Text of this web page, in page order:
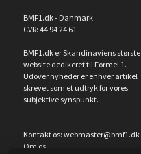
BMF1.dk - Danmark
CVR: 44 94 24 61
BMF1.dk er Skandinaviens største
website dedikeret til Formel 1.
Udover nyheder er enhver artikel
skrevet som et udtryk for vores
subjektive synspunkt.
Kontakt os: webmaster@bmf1.dk
Om os